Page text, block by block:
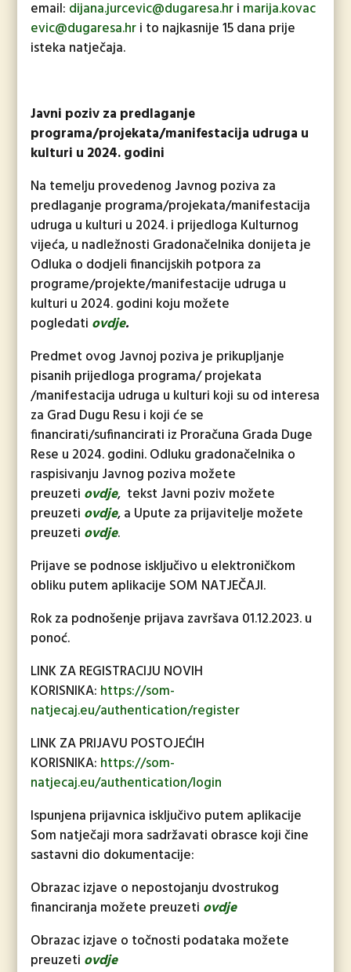
email: dijana.jurcevic@dugaresa.hr i marija.kovac
evic@dugaresa.hr i to najkasnije 15 dana prije
isteka natječaja.
Javni poziv za predlaganje
programa/projekata/manifestacija udruga u
kulturi u 2024. godini
Na temelju provedenog Javnog poziva za
predlaganje programa/projekata/manifestacija
udruga u kulturi u 2024. i prijedloga Kulturnog
vijeća, u nadležnosti Gradonačelnika donijeta je
Odluka o dodjeli financijskih potpora za
programe/projekte/manifestacije udruga u
kulturi u 2024. godini koju možete
pogledati ovdje.
Predmet ovog Javnoj poziva je prikupljanje
pisanih prijedloga programa/ projekata
/manifestacija udruga u kulturi koji su od interesa
za Grad Dugu Resu i koji će se
financirati/sufinancirati iz Proračuna Grada Duge
Rese u 2024. godini. Odluku gradonačelnika o
raspisivanju Javnog poziva možete
preuzeti ovdje, tekst Javni poziv možete
preuzeti ovdje, a Upute za prijavitelje možete
preuzeti ovdje.
Prijave se podnose isključivo u elektroničkom
obliku putem aplikacije SOM NATJEČAJI.
Rok za podnošenje prijava završava 01.12.2023. u
ponoć.
LINK ZA REGISTRACIJU NOVIH
KORISNIKA: https://som-
natjecaj.eu/authentication/register
LINK ZA PRIJAVU POSTOJEĆIH
KORISNIKA: https://som-
natjecaj.eu/authentication/login
Ispunjena prijavnica isključivo putem aplikacije
Som natječaji mora sadržavati obrasce koji čine
sastavni dio dokumentacije:
Obrazac izjave o nepostojanju dvostrukog
financiranja možete preuzeti ovdje
Obrazac izjave o točnosti podataka možete
preuzeti ovdje